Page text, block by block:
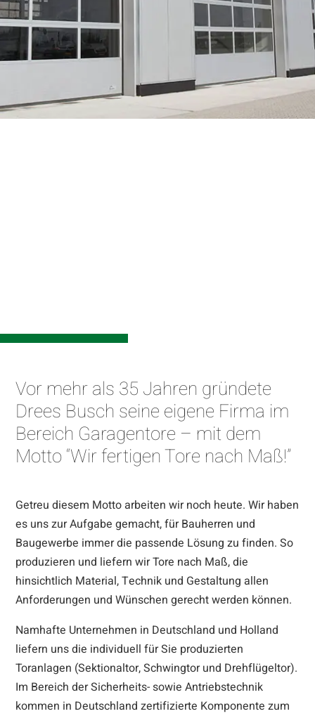
Vor mehr als 35 Jahren gründete
Drees Busch seine eigene Firma im
Bereich Garagentore – mit dem
Motto “Wir fertigen Tore nach Maß!”
Getreu diesem Motto arbeiten wir noch heute. Wir haben
es uns zur Aufgabe gemacht, für Bauherren und
Baugewerbe immer die passende Lösung zu finden. So
produzieren und liefern wir Tore nach Maß, die
hinsichtlich Material, Technik und Gestaltung allen
Anforderungen und Wünschen gerecht werden können.
Namhafte Unternehmen in Deutschland und Holland
liefern uns die individuell für Sie produzierten
Toranlagen (Sektionaltor, Schwingtor und Drehflügeltor).
Im Bereich der Sicherheits- sowie Antriebstechnik
kommen in Deutschland zertifizierte Komponente zum